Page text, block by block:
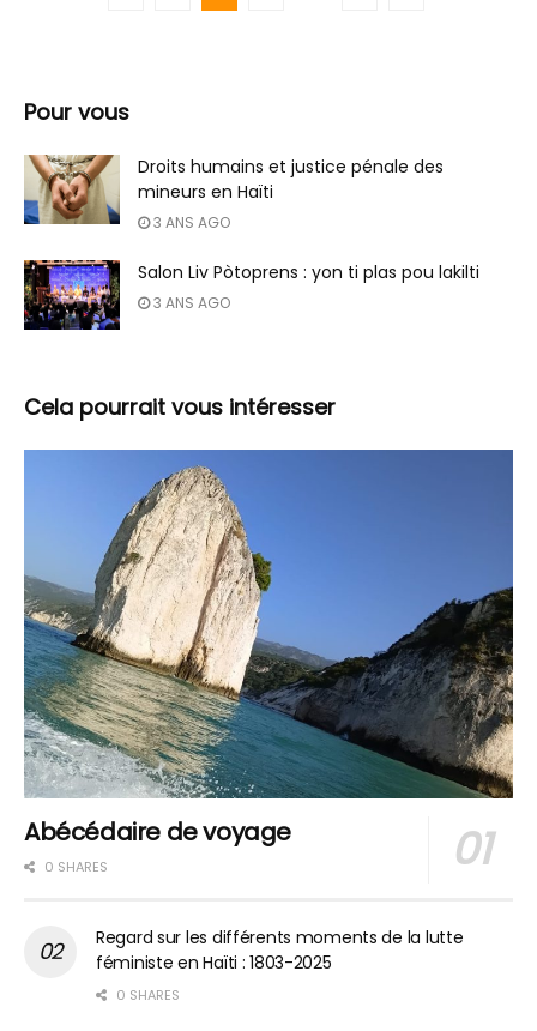
Pour vous
Droits humains et justice pénale des
mineurs en Haïti
3 ANS AGO
Salon Liv Pòtoprens : yon ti plas pou lakilti
3 ANS AGO
Cela pourrait vous intéresser
Abécédaire de voyage
0 SHARES
Regard sur les différents moments de la lutte
féministe en Haïti : 1803-2025
0 SHARES